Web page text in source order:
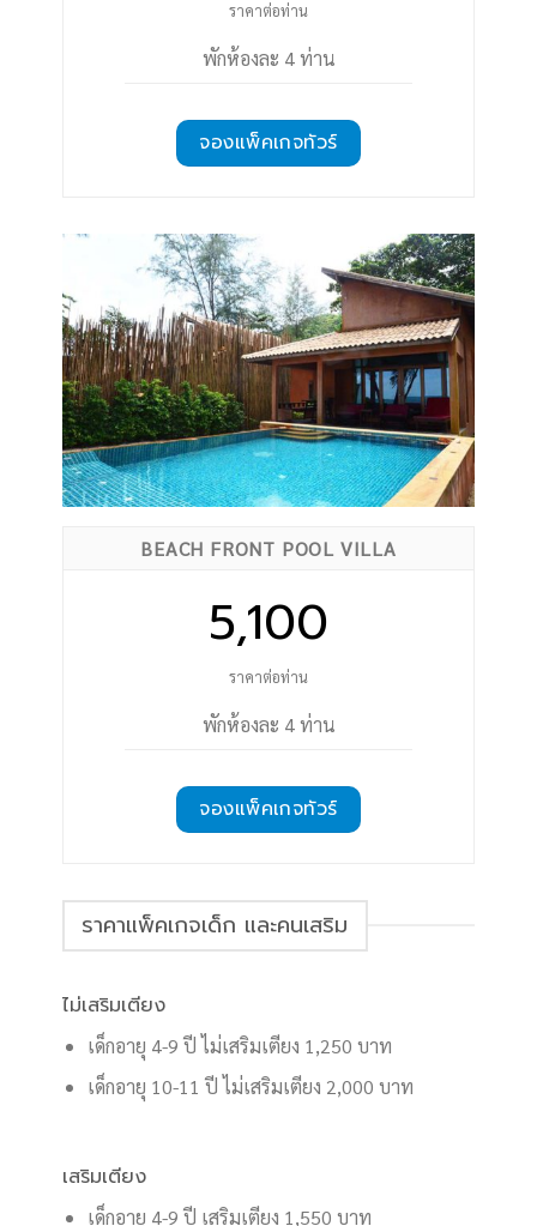
ราคาต่อท่าน
พักห้องละ 4 ท่าน
จองแพ็คเกจทัวร์
BEACH FRONT POOL VILLA
5,100
ราคาต่อท่าน
พักห้องละ 4 ท่าน
จองแพ็คเกจทัวร์
ราคาแพ็คเกจเด็ก และคนเสริม
ไม่เสริมเตียง
เด็กอายุ 4-9 ปี ไม่เสริมเตียง 1,250 บาท
เด็กอายุ 10-11 ปี ไม่เสริมเตียง 2,000 บาท
เสริมเตียง
เด็กอายุ 4-9 ปี เสริมเตียง 1,550 บาท